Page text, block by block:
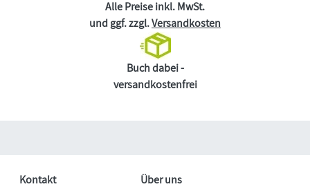
Alle Preise inkl. MwSt.
und ggf. zzgl.Versandkosten
Buch dabei -
versandkostenfrei
Kontakt Über uns